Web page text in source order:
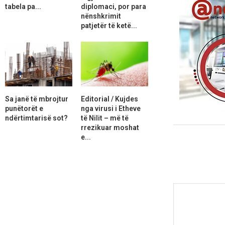
tabela pa...
diplomaci, por para
nënshkrimit
patjetër të ketë...
Sa janë të mbrojtur
punëtorët e
ndërtimtarisë sot?
Editorial / Kujdes
nga virusi i Etheve
të Nilit – më të
rrezikuar moshat
e...